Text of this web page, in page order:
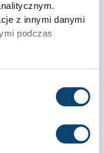
z innymi danymi
podczas
warto wiedzieć?
popularność
wagi. Zanim